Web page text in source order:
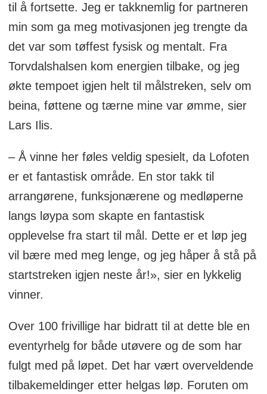
til å fortsette. Jeg er takknemlig for partneren
min som ga meg motivasjonen jeg trengte da
det var som tøffest fysisk og mentalt. Fra
Torvdalshalsen kom energien tilbake, og jeg
økte tempoet igjen helt til målstreken, selv om
beina, føttene og tærne mine var ømme, sier
Lars Ilis.
– Å vinne her føles veldig spesielt, da Lofoten
er et fantastisk område. En stor takk til
arrangørene, funksjonærene og medløperne
langs løypa som skapte en fantastisk
opplevelse fra start til mål. Dette er et løp jeg
vil bære med meg lenge, og jeg håper å stå på
startstreken igjen neste år!», sier en lykkelig
vinner.
Over 100 frivillige har bidratt til at dette ble en
eventyrhelg for både utøvere og de som har
fulgt med på løpet. Det har vært overveldende
tilbakemeldinger etter helgas løp. Foruten om